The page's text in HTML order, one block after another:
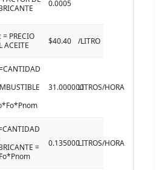
0.0005
= PRECIO
ACEITE
$40.40 /LITRO
31.000000LITROS/HORA
=
0.135000LITROS/HORA